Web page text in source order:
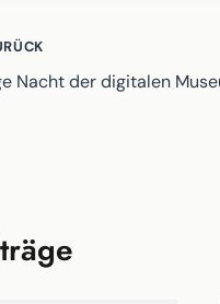
Nacht der digitalen